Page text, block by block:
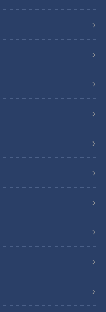
れフード
ど…地元の人はみんな
愛されフードを調査し
柳ケ瀬商店街の方なら
な愛されフードなので
め